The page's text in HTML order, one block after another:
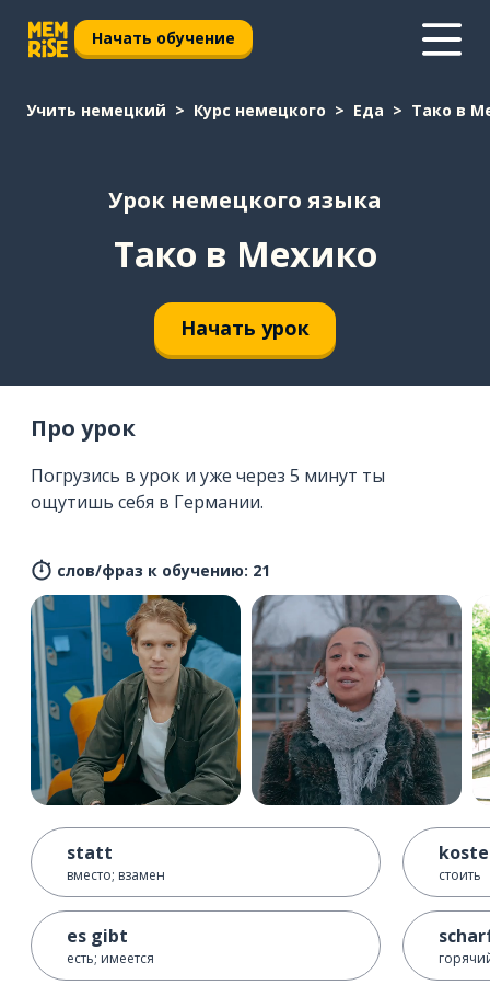
Начать обучение
Учить немецкий Курс немецкого Еда Тако в
Урок немецкого языка
Тако в Мехико
Начать урок
Про урок
Погрузись в урок и уже через 5 минут ты
ощутишь себя в Германии.
слов/фраз к обучению: 21
statt
вместо; взамен
es gibt
есть; имеется
стоить